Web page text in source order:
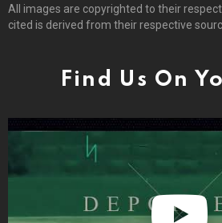
All images are copyrighted to their
cited is derived from their respective
Find Us On